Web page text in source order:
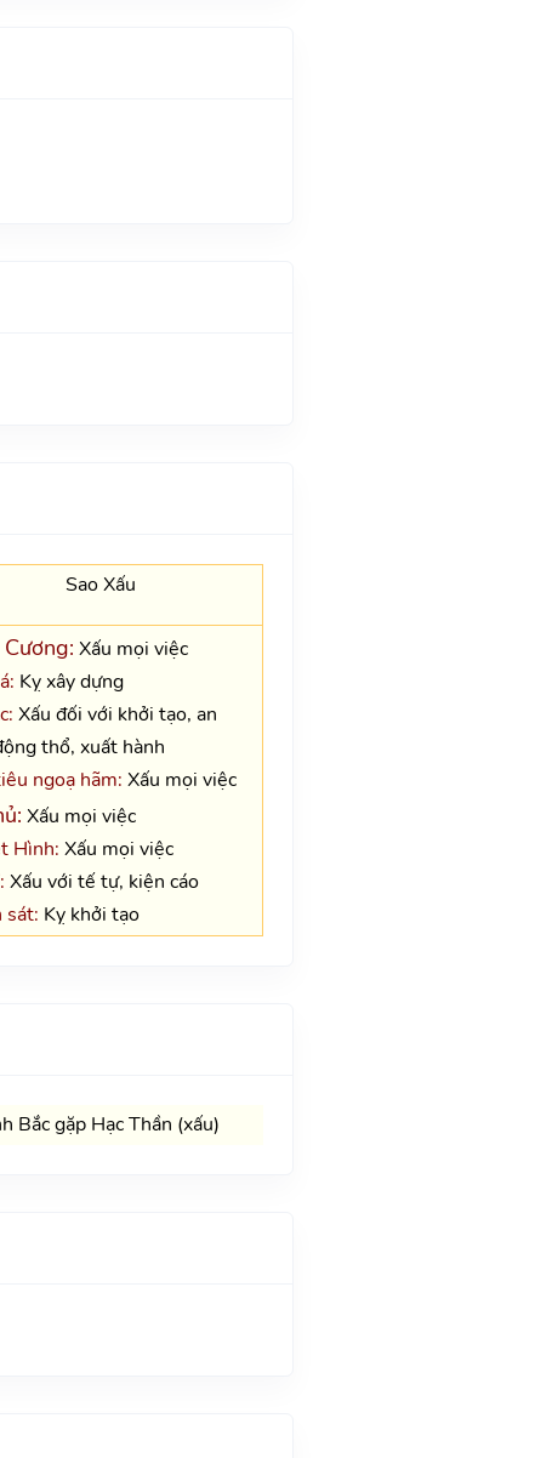
Sao Xấu
Xấu mọi việc
Kỵ xây dựng
Xấu đối với khởi tạo, an
thổ, xuất hành
ngoạ hãm: Xấu mọi việc
Xấu mọi việc
Hình: Xấu mọi việc
Xấu với tế tự, kiện cáo
sát: Kỵ khởi tạo
Bắc gặp Hạc Thần (xấu)